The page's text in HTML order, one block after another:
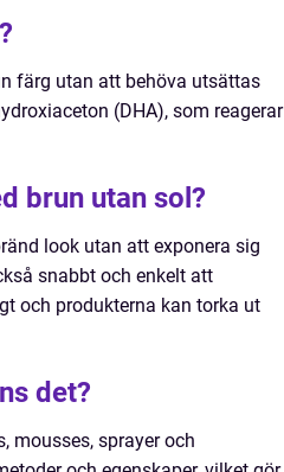
färg utan att behöva utsättas
(DHA), som reagerar
brun utan sol?
look utan att exponera sig
snabbt och enkelt att
och produkterna kan torka ut
det?
mousses, sprayer och